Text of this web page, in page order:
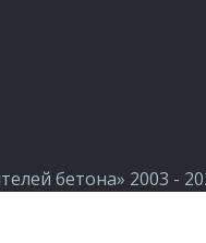
бетона» 2003 -